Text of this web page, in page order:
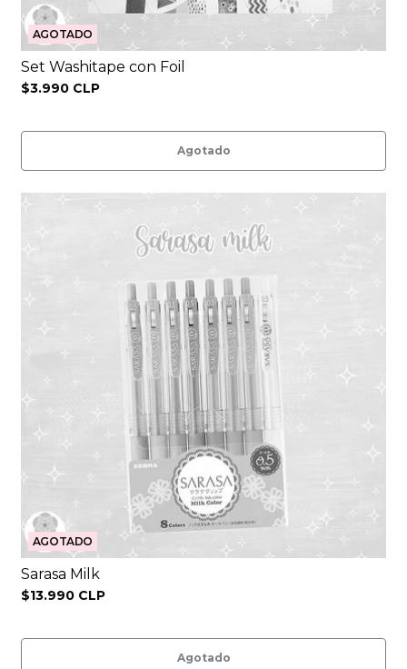
AGOTADO
Set Washitape con Foil
$3.990 CLP
Agotado
AGOTADO
Sarasa Milk
$13.990 CLP
Agotado